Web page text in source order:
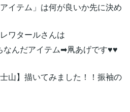
イテム」は何が良いか先に決め
ワタールさんは
んだアイテム➡凧あげです♥♥
山】描いてみました！！振袖の